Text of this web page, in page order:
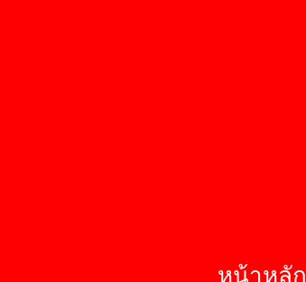
หน้าหลัก